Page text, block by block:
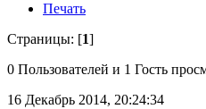
Печать
Страницы: [1]
0 Пользователей и 1 Гость
16 Декабрь 2014, 20:24:34